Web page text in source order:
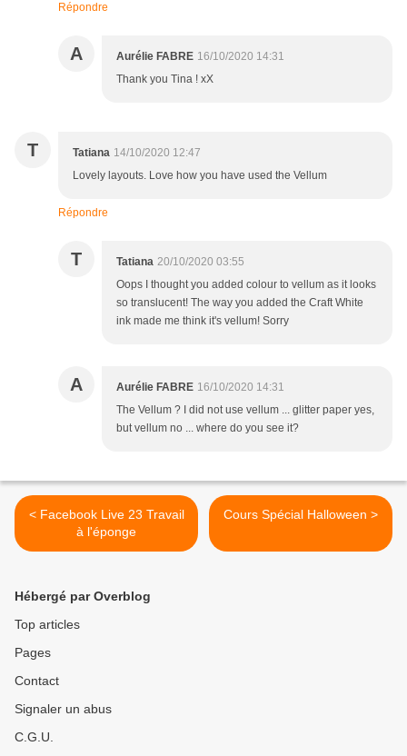
Répondre
A Aurélie FABRE 16/10/2020 14:31
Thank you Tina ! xX
T Tatiana 14/10/2020 12:47
Lovely layouts. Love how you have used the Vellum
Répondre
T Tatiana 20/10/2020 03:55
Oops I thought you added colour to vellum as it looks
so translucent! The way you added the Craft White
ink made me think it's vellum! Sorry
A Aurélie FABRE 16/10/2020 14:31
The Vellum ? I did not use vellum ... glitter paper yes,
but vellum no ... where do you see it?
< Facebook Live 23 Travail
à l'éponge
Cours Spécial Halloween >
Hébergé par Overblog
Top articles
Pages
Contact
Signaler un abus
C.G.U.